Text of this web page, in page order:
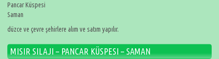
Pancar Küspesi
Saman
düzce ve çevre şehirlere alım ve satım yapılır.
MISIR SILAJI – PANCAR KÜSPESI – SAMAN